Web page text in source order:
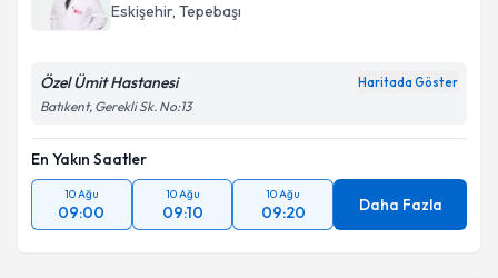
Eskişehir, Tepebaşı
Özel Ümit Hastanesi Haritada Göster
Batıkent, Gerekli Sk. No:13
En Yakın Saatler
10 Ağu
09:00
10 Ağu
09:10
10 Ağu
09:20 Daha Fazla